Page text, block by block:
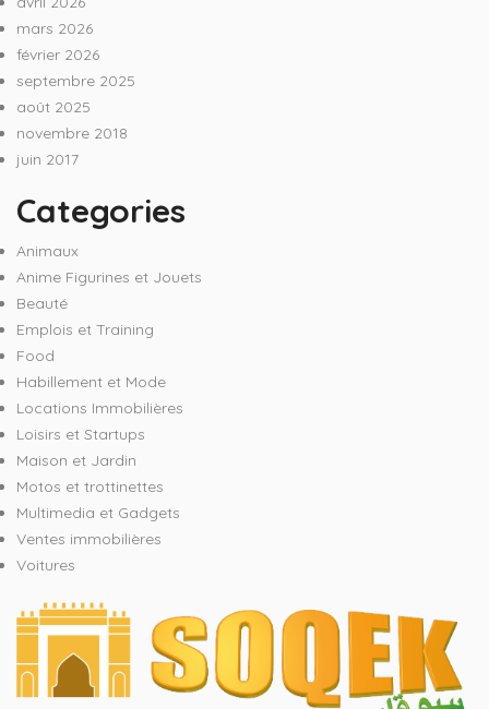
mars 2026
février 2026
septembre 2025
août 2025
novembre 2018
juin 2017
Categories
Animaux
Anime Figurines et Jouets
Beauté
Emplois et Training
Food
Habillement et Mode
Locations Immobilières
Loisirs et Startups
Maison et Jardin
Motos et trottinettes
Multimedia et Gadgets
Ventes immobilières
Voitures